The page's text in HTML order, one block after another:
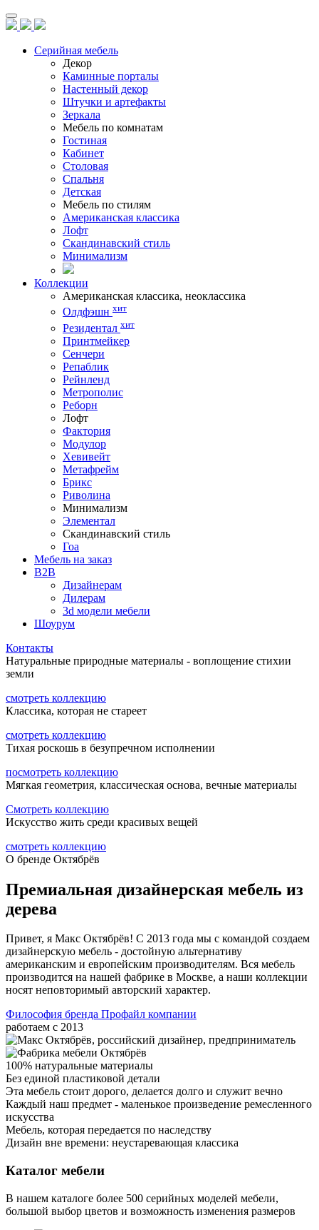
Серийная мебель
Декор
Каминные порталы
Настенный декор
Штучки и артефакты
Зеркала
Мебель по комнатам
Гостиная
Кабинет
Столовая
Спальня
Детская
Мебель по стилям
Американская классика
Лофт
Скандинавский стиль
Минимализм
Коллекции
Американская классика, неоклассика
Олдфэшн хит
Резидентал хит
Принтмейкер
Сенчери
Репаблик
Рейнленд
Метрополис
Реборн
Лофт
Фактория
Модулор
Хевивейт
Метафрейм
Брикс
Риволина
Минимализм
Элементал
Скандинавский стиль
Гоа
Мебель на заказ
B2B
Дизайнерам
Дилерам
3d модели мебели
Шоурум
Контакты
Натуральные природные материалы - воплощение стихии
земли
смотреть коллекцию
Классика, которая не стареет
смотреть коллекцию
Тихая роскошь в безупречном исполнении
посмотреть коллекцию
Мягкая геометрия, классическая основа, вечные материалы
Смотреть коллекцию
Искусство жить среди красивых вещей
смотреть коллекцию
О бренде Октябрёв
Премиальная дизайнерская мебель из
дерева
Привет, я Макс Октябрёв! С 2013 года мы с командой создаем
дизайнерскую мебель - достойную альтернативу
американским и европейским производителям. Вся мебель
производится на нашей фабрике в Москве, а наши коллекции
носят неповторимый авторский характер.
Философия бренда Профайл компании
работаем с 2013
100% натуральные материалы
Без единой пластиковой детали
Эта мебель стоит дорого, делается долго и служит вечно
Каждый наш предмет - маленькое произведение ремесленного
искусства
Мебель, которая передается по наследству
Дизайн вне времени: неустаревающая классика
Каталог мебели
В нашем каталоге более 500 серийных моделей мебели,
большой выбор цветов и возможность изменения размеров